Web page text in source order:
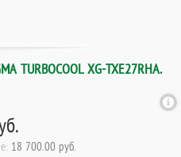
TURBOCOOL XG-TXE27RHA.
18 700.00 руб.